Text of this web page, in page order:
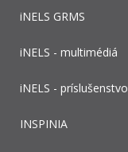
iNELS GRMS
iNELS - multimédiá
iNELS - príslušenstvo
INSPINIA